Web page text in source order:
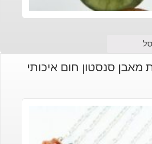
מאבן סנסטון חום איכותי